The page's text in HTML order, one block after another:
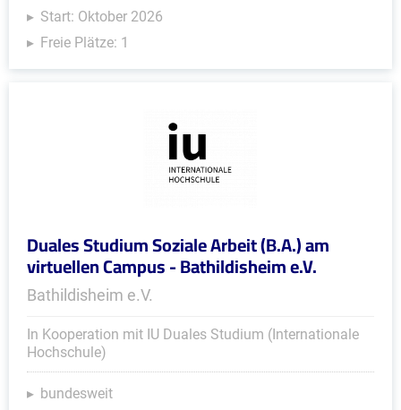
Start: Oktober 2026
Freie Plätze: 1
Duales Studium Soziale Arbeit (B.A.) am
virtuellen Campus - Bathildisheim e.V.
Bathildisheim e.V.
In Kooperation mit IU Duales Studium (Internationale
Hochschule)
bundesweit